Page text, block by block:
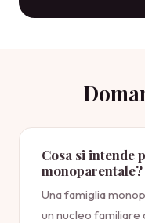
Cosa si intende
monoparentale?
Una famiglia
un nucleo familiare